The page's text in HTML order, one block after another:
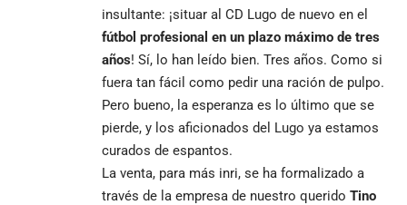
insultante: ¡situar al CD Lugo de nuevo en el
fútbol profesional en un plazo máximo de tres
años! Sí, lo han leído bien. Tres años. Como si
fuera tan fácil como pedir una ración de pulpo.
Pero bueno, la esperanza es lo último que se
pierde, y los aficionados del Lugo ya estamos
curados de espantos.
La venta, para más inri, se ha formalizado a
través de la empresa de nuestro querido Tino